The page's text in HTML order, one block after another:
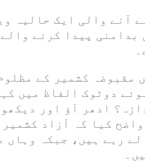
آنے والی ایک حالیہ
بدامنی پیدا کرنے
مقبوضہ کشمیر کے
دوٹوک الفاظ میں
ادھر آؤ اور
واضح کیا کہ آزاد
لے رہے ہیں، جبکہ